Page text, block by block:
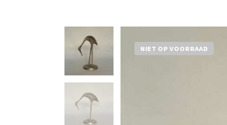
NIET OP VOORRAAD